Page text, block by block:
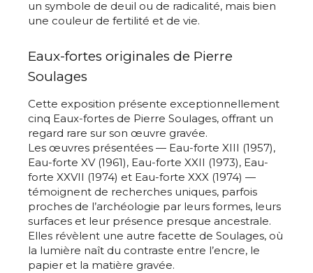
Adresse email*
Nom
un symbole de deuil ou de radicalité, mais bien
une couleur de fertilité et de vie.
Eaux-fortes originales de Pierre
Soulages
Cette exposition présente exceptionnellement
cinq Eaux-fortes de Pierre Soulages, offrant un
regard rare sur son œuvre gravée.
Les œuvres présentées — Eau-forte XIII (1957),
Eau-forte XV (1961), Eau-forte XXII (1973), Eau-
forte XXVII (1974) et Eau-forte XXX (1974) —
témoignent de recherches uniques, parfois
proches de l’archéologie par leurs formes, leurs
surfaces et leur présence presque ancestrale.
Elles révèlent une autre facette de Soulages, où
la lumière naît du contraste entre l’encre, le
papier et la matière gravée.